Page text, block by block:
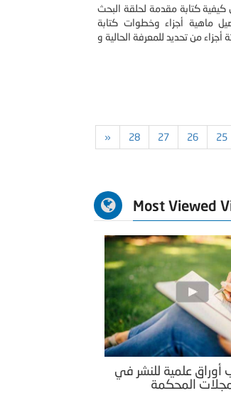
كتابة مقدمة لحلقة البحث
ماهية أجزاء وخطوات كتابة
25
26
27
28
»
Most Viewed
المحكمة